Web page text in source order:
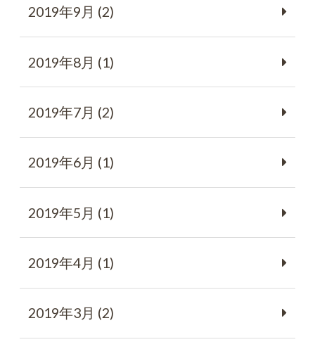
2019年9月 (2)
2019年8月 (1)
2019年7月 (2)
2019年6月 (1)
2019年5月 (1)
2019年4月 (1)
2019年3月 (2)